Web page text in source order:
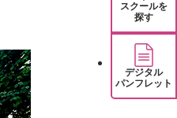
スクールを
探す
デジタル
パンフレット